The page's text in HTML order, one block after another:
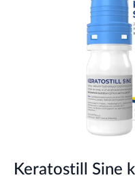
Keratostill Sine